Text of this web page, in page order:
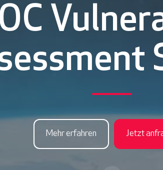
Mehr erfahren Jetzt